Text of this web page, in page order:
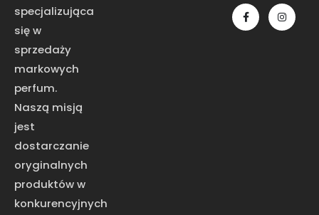
specjalizująca
się w
sprzedaży
markowych
perfum.
Naszą misją
jest
dostarczanie
oryginalnych
produktów w
konkurencyjnych